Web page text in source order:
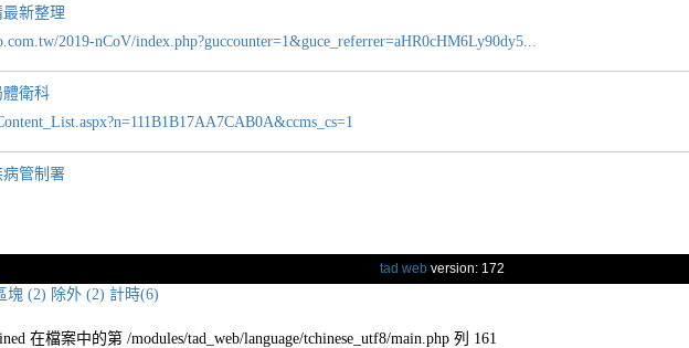
新整理
2019-nCoV/index.php?guccounter=1&guce_referrer=aHR0cHM6Ly90dy5...
體衛科
管制署
tad webversion: 172
塊 (2) 除外 (2) 計時(6)
在檔案中的第 /modules/tad_web/language/tchinese_utf8/main.php 列 161